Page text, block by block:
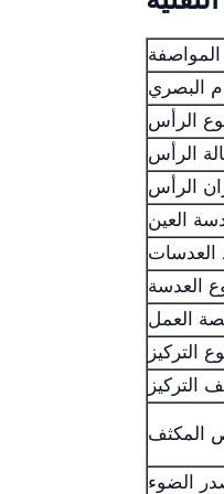
المواصفة
البصري
الرأس
الرأس
الرأس
العين
العدسات
العدسة
العمل
التركيز
التركيز
المكثف
الضوء